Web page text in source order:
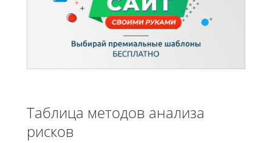
Таблица методов анализа
рисков